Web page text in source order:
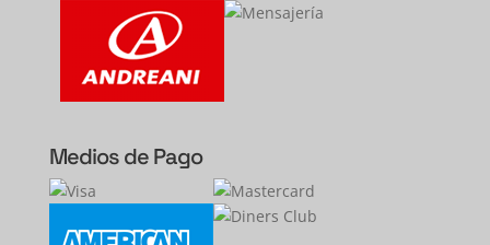
Medios de Pago